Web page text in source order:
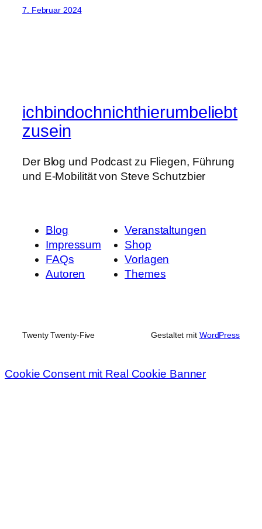
7. Februar 2024
ichbindochnichthierumbeliebt
zusein
Der Blog und Podcast zu Fliegen, Führung
und E-Mobilität von Steve Schutzbier
Blog
Impressum
FAQs
Autoren
Veranstaltungen
Shop
Vorlagen
Themes
Twenty Twenty-Five Gestaltet mit WordPress
Cookie Consent mit Real Cookie Banner